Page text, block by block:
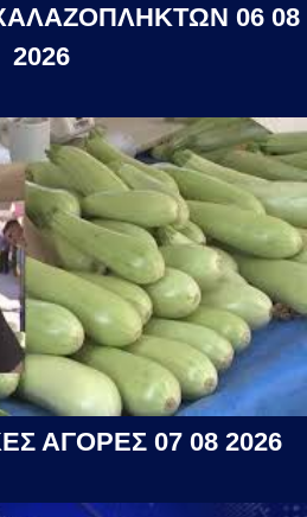
06 08
2026
ΑΓΟΡΕΣ 07 08 2026